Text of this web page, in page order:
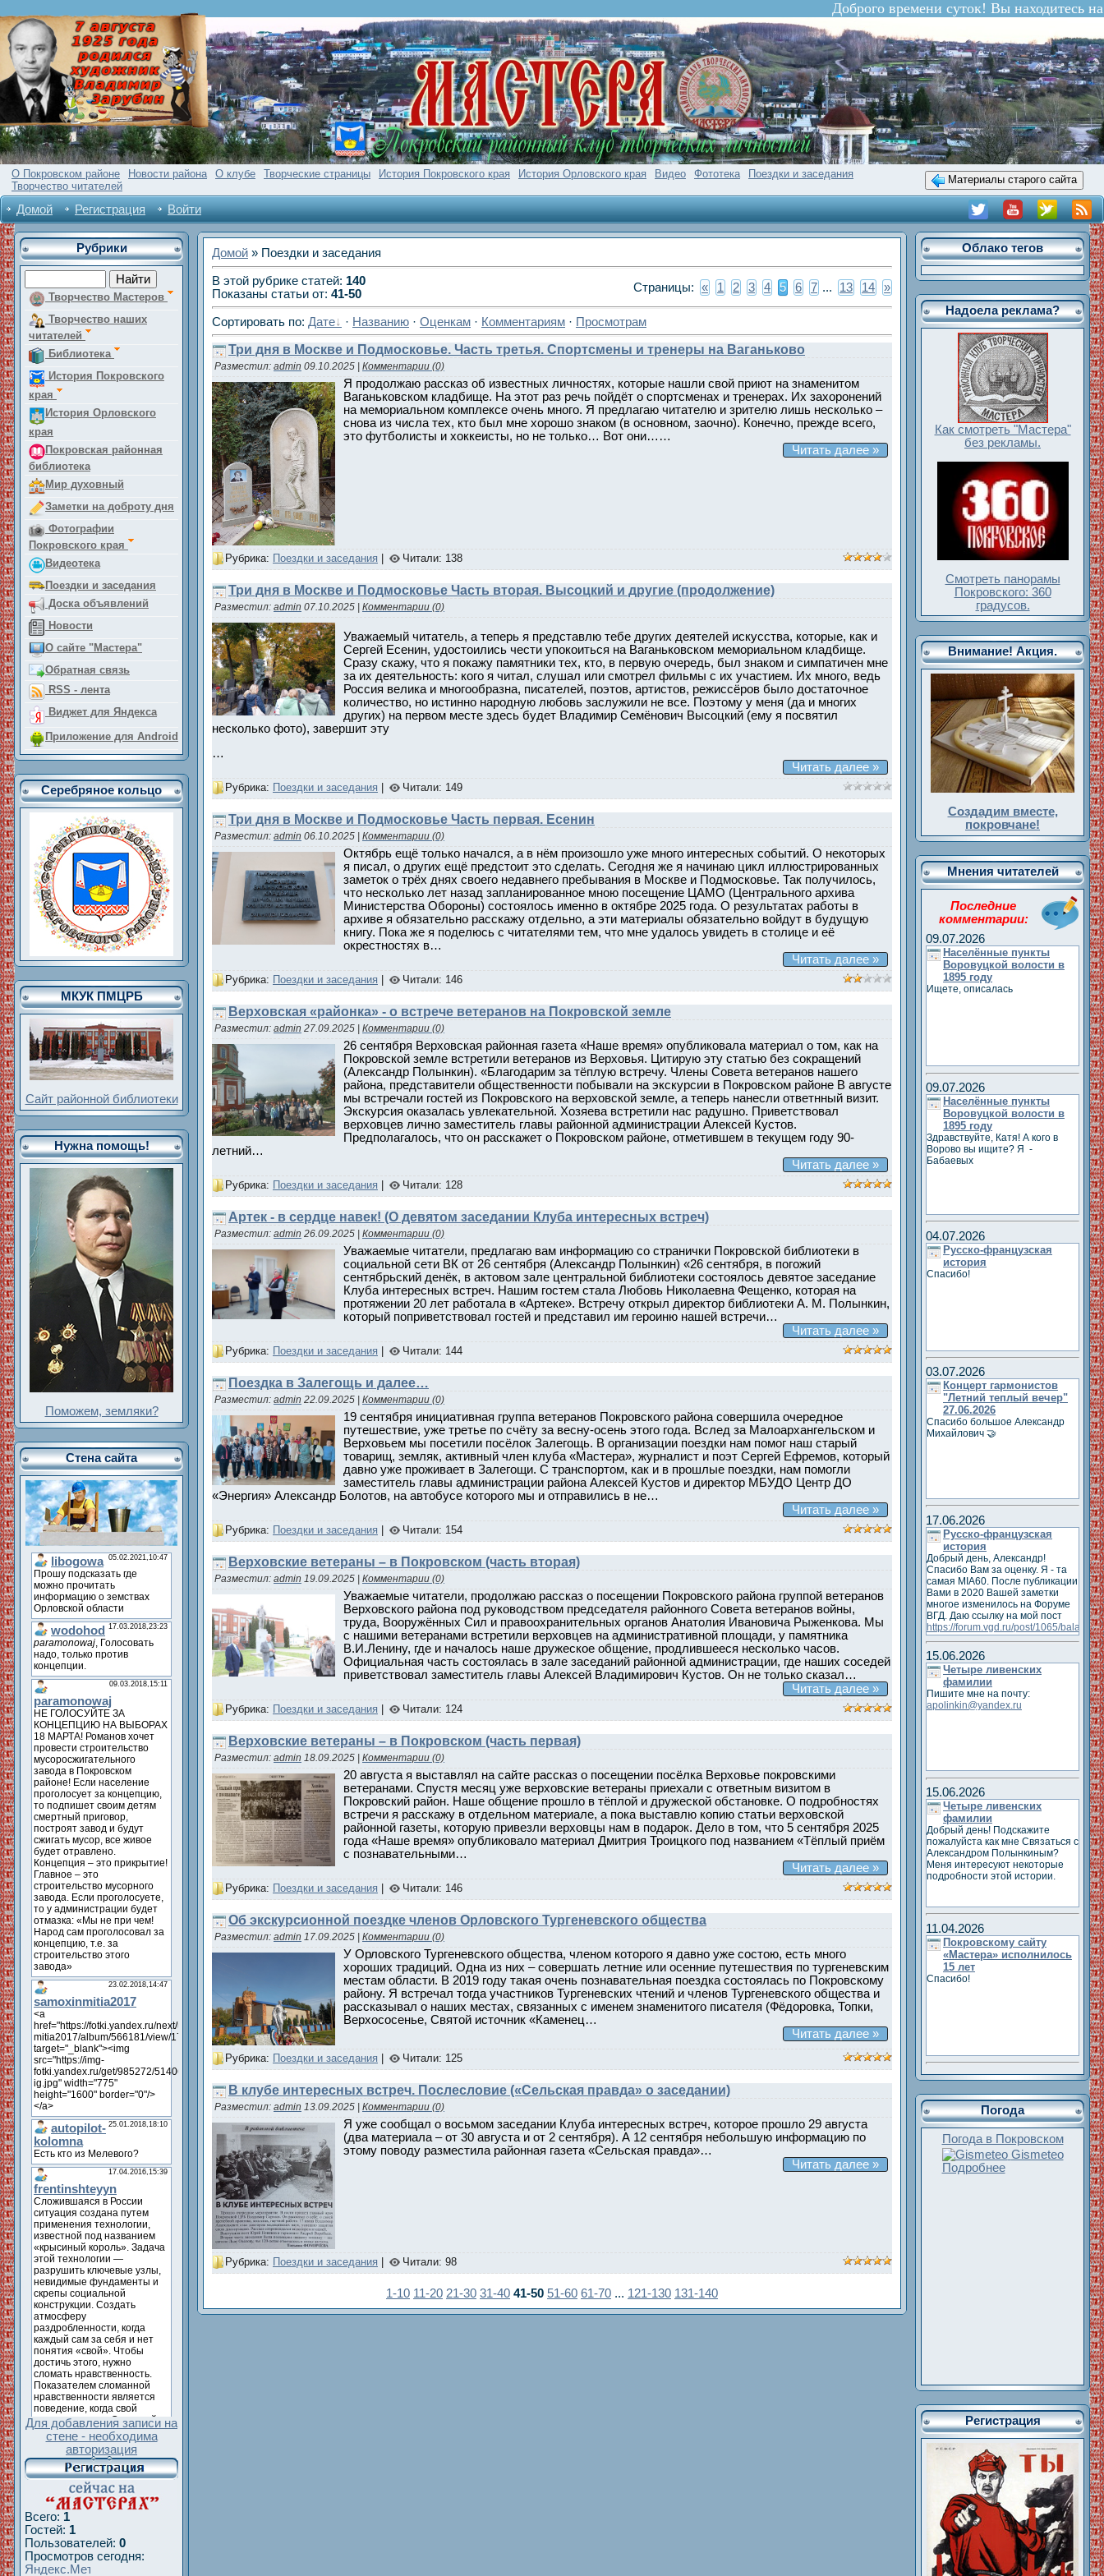
Доброго времени суток! Вы находитесь на
О Покровском районе Новости района О клубе Творческие страницы История Покровского края История Орловского края Видео Фототека
Поездки и заседания
Творчество читателей
Материалы старого сайта
Домой Регистрация Войти
Рубрики
Творчество Мастеров
Творчество наших
читателей
Библиотека
История Покровского
края
История Орловского
края
Покровская районная
библиотека
Мир духовный
Заметки на доброту дня
Фотографии
Покровского края
Видеотека
Поездки и заседания
Доска объявлений
Новости
О сайте "Мастера"
Обратная связь
RSS - лента
Виджет для Яндекса
Приложение для Android
Серебряное кольцо
МКУК ПМЦРБ
Сайт районной библиотеки
Нужна помощь!
Поможем, земляки?
Стена сайта
Для добавления записи на
стене - необходима
авторизация
Всего: 1
Гостей: 1
Пользователей: 0
Просмотров сегодня:
Домой » Поездки и заседания
В этой рубрике статей: 140
Показаны статьи от: 41-50 Страницы: « 1 2 3 4 5 6 7 ... 13 14 »
Сортировать по: Дате · Названию · Оценкам · Комментариям · Просмотрам
Три дня в Москве и Подмосковье. Часть третья. Спортсмены и тренеры на Ваганьково
Разместил: admin 09.10.2025 Комментарии (0)
Я продолжаю рассказ об известных личностях, которые нашли свой приют на знаменитом
Ваганьковском кладбище. На этот раз речь пойдёт о спортсменах и тренерах. Их захоронений
на мемориальном комплексе очень много. Я предлагаю читателю и зрителю лишь несколько –
снова из числа тех, кто был мне хорошо знаком (в основном, заочно). Конечно, прежде всего,
это футболисты и хоккеисты, но не только… Вот они……
Читать далее »
Рубрика: Поездки и заседания Читали: 138
Три дня в Москве и Подмосковье Часть вторая. Высоцкий и другие (продолжение)
Разместил: admin 07.10.2025 Комментарии (0)
Уважаемый читатель, а теперь я представлю тебе других деятелей искусства, которые, как и
Сергей Есенин, удостоились чести упокоиться на Ваганьковском мемориальном кладбище.
Сразу скажу, что я покажу памятники тех, кто, в первую очередь, был знаком и симпатичен мне
за их деятельность: кого я читал, слушал или смотрел фильмы с их участием. Их много, ведь
Россия велика и многообразна, писателей, поэтов, артистов, режиссёров было достаточное
количество, но истинно народную любовь заслужили не все. Поэтому у меня (да и многих
других) на первом месте здесь будет Владимир Семёнович Высоцкий (ему я посвятил
несколько фото), завершит эту
…
Читать далее »
Рубрика: Поездки и заседания Читали: 149
Три дня в Москве и Подмосковье Часть первая. Есенин
Разместил: admin 06.10.2025 Комментарии (0)
Октябрь ещё только начался, а в нём произошло уже много интересных событий. О некоторых
я писал, о других ещё предстоит это сделать. Сегодня же я начинаю цикл иллюстрированных
заметок о трёх днях своего недавнего пребывания в Москве и Подмосковье. Так получилось,
что несколько лет назад запланированное мною посещение ЦАМО (Центрального архива
Министерства Обороны) состоялось именно в октябре 2025 года. О результатах работы в
архиве я обязательно расскажу отдельно, а эти материалы обязательно войдут в будущую
книгу. Пока же я поделюсь с читателями тем, что мне удалось увидеть в столице и её
окрестностях в…
Читать далее »
Рубрика: Поездки и заседания Читали: 146
Верховская «районка» - о встрече ветеранов на Покровской земле
Разместил: admin 27.09.2025 Комментарии (0)
26 сентября Верховская районная газета «Наше время» опубликовала материал о том, как на
Покровской земле встретили ветеранов из Верховья. Цитирую эту статью без сокращений
(Александр Полынкин). «Благодарим за тёплую встречу. Члены Совета ветеранов нашего
района, представители общественности побывали на экскурсии в Покровском районе В августе
мы встречали гостей из Покровского на верховской земле, а теперь нанесли ответнный визит.
Экскурсия оказалась увлекательной. Хозяева встретили нас радушно. Приветствовал
верховцев лично заместитель главы районной администрации Алексей Кустов.
Предполагалось, что он расскажет о Покровском районе, отметившем в текущем году 90-
летний…
Читать далее »
Рубрика: Поездки и заседания Читали: 128
Артек - в сердце навек! (О девятом заседании Клуба интересных встреч)
Разместил: admin 26.09.2025 Комментарии (0)
Уважаемые читатели, предлагаю вам информацию со странички Покровской библиотеки в
социальной сети ВК от 26 сентября (Александр Полынкин) «26 сентября, в погожий
сентябрьский денёк, в актовом зале центральной библиотеки состоялось девятое заседание
Клуба интересных встреч. Нашим гостем стала Любовь Николаевна Фещенко, которая на
протяжении 20 лет работала в «Артеке». Встречу открыл директор библиотеки А. М. Полынкин,
который поприветствовал гостей и представил им героиню нашей встречи…
Читать далее »
Рубрика: Поездки и заседания Читали: 144
Поездка в Залегощь и далее…
Разместил: admin 22.09.2025 Комментарии (0)
19 сентября инициативная группа ветеранов Покровского района совершила очередное
путешествие, уже третье по счёту за весну-осень этого года. Вслед за Малоархангельском и
Верховьем мы посетили посёлок Залегощь. В организации поездки нам помог наш старый
товарищ, земляк, активный член клуба «Мастера», журналист и поэт Сергей Ефремов, который
давно уже проживает в Залегощи. С транспортом, как и в прошлые поездки, нам помогли
заместитель главы администрации района Алексей Кустов и директор МБУДО Центр ДО
«Энергия» Александр Болотов, на автобусе которого мы и отправились в не…
Читать далее »
Рубрика: Поездки и заседания Читали: 154
Верховские ветераны – в Покровском (часть вторая)
Разместил: admin 19.09.2025 Комментарии (0)
Уважаемые читатели, продолжаю рассказ о посещении Покровского района группой ветеранов
Верховского района под руководством председателя районного Совета ветеранов войны,
труда, Вооружённых Сил и правоохранительных органов Анатолия Ивановича Рыженкова. Мы
с нашими ветеранами встретили верховцев на административной площади, у памятника
В.И.Ленину, где и началось наше дружеское общение, продлившееся несколько часов.
Официальная часть состоялась в зале заседаний районной администрации, где наших соседей
приветствовал заместитель главы Алексей Владимирович Кустов. Он не только сказал…
Читать далее »
Рубрика: Поездки и заседания Читали: 124
Верховские ветераны – в Покровском (часть первая)
Разместил: admin 18.09.2025 Комментарии (0)
20 августа я выставлял на сайте рассказ о посещении посёлка Верховье покровскими
ветеранами. Спустя месяц уже верховские ветераны приехали с ответным визитом в
Покровский район. Наше общение прошло в тёплой и дружеской обстановке. О подробностях
встречи я расскажу в отдельном материале, а пока выставлю копию статьи верховской
районной газеты, которую привезли верховцы нам в подарок. Дело в том, что 5 сентября 2025
года «Наше время» опубликовало материал Дмитрия Троицкого под названием «Тёплый приём
с познавательными…
Читать далее »
Рубрика: Поездки и заседания Читали: 146
Об экскурсионной поездке членов Орловского Тургеневского общества
Разместил: admin 17.09.2025 Комментарии (0)
У Орловского Тургеневского общества, членом которого я давно уже состою, есть много
хороших традиций. Одна из них – совершать летние или осенние путешествия по тургеневским
местам области. В 2019 году такая очень познавательная поездка состоялась по Покровскому
району. Я встречал тогда участников Тургеневских чтений и членов Тургеневского общества и
рассказывал о наших местах, связанных с именем знаменитого писателя (Фёдоровка, Топки,
Верхососенье, Святой источник «Каменец…
Читать далее »
Рубрика: Поездки и заседания Читали: 125
В клубе интересных встреч. Послесловие («Сельская правда» о заседании)
Разместил: admin 13.09.2025 Комментарии (0)
Я уже сообщал о восьмом заседании Клуба интересных встреч, которое прошло 29 августа
(два материала – от 30 августа и от 2 сентября). А 12 сентября небольшую информацию по
этому поводу разместила районная газета «Сельская правда»…
Читать далее »
Рубрика: Поездки и заседания Читали: 98
1-10 11-20 21-30 31-40 41-50 51-60 61-70 ... 121-130 131-140
Облако тегов
Надоела реклама?
Как смотреть "Мастера"
без рекламы.
Смотреть панорамы
Покровского: 360
градусов.
Внимание! Акция.
Создадим вместе,
покровчане!
Мнения читателей
Последние
комментарии:
09.07.2026
Населённые пункты
Воровуцкой волости в
1895 году
Ищете, описалась
09.07.2026
Населённые пункты
Воровуцкой волости в
1895 году
Здравствуйте, Катя! А кого в
Ворово вы ищите? Я -
Бабаевых
04.07.2026
Русско-французская
история
Спасибо!
03.07.2026
Концерт гармонистов
"Летний теплый вечер"
27.06.2026
Спасибо большое Александр
Михайлович 🤝
17.06.2026
Русско-французская
история
Добрый день, Александр!
Спасибо Вам за оценку. Я - та
самая MIA60. После публикации
Вами в 2020 Вашей заметки
многое изменилось на Форуме
ВГД. Даю ссылку на мой пост
https://forum.vgd.ru/post/1065/
Отец Ахилла Виаллата
официально женился на
Габриэль-Анне-Марии Ренго -
сестре жены художника Клода
Монэ. И определены родители
Вашего героя Ивана
Александровича Глебова
15.06.2026
Четыре ливенских
фамилии
Пишите мне на почту:
apolinkin@yandex.ru
15.06.2026
Четыре ливенских
фамилии
Добрый день! Подскажите
пожалуйста как мне Связаться с
Александром Полынкиным?
Меня интересуют некоторые
подробности этой истории.
11.04.2026
Покровскому сайту
«Мастера» исполнилось
15 лет
Спасибо!
Погода
Погода в Покровском
Gismeteo
Подробнее
Регистрация